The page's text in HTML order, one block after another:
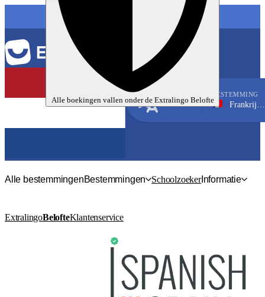
Alle boekingen vallen onder de Extralingo Belofte
TAAL
Frans
BESTEMMING
Frankrijk, Bordeaux
Alle bestemmingenBestemmingen SchoolzoekerInformatie
ExtralingoBelofteKlantenservice